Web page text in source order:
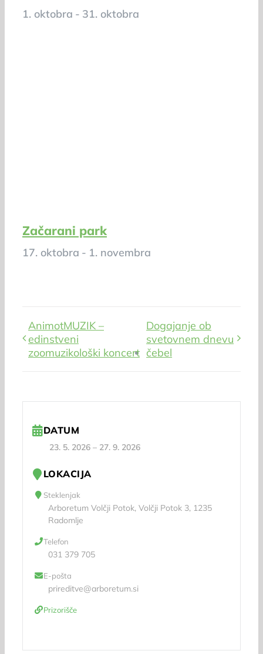
1. oktobra - 31. oktobra
Začarani park
17. oktobra - 1. novembra
AnimotMUZIK –
edinstveni
zoomuzikološki koncert
Dogajanje ob
svetovnem dnevu
čebel
DATUM
23. 5. 2026– 27. 9. 2026
LOKACIJA
Steklenjak
Arboretum Volčji Potok, Volčji Potok 3, 1235
Radomlje
Telefon
031 379 705
E-pošta
prireditve@arboretum.si
Prizorišče